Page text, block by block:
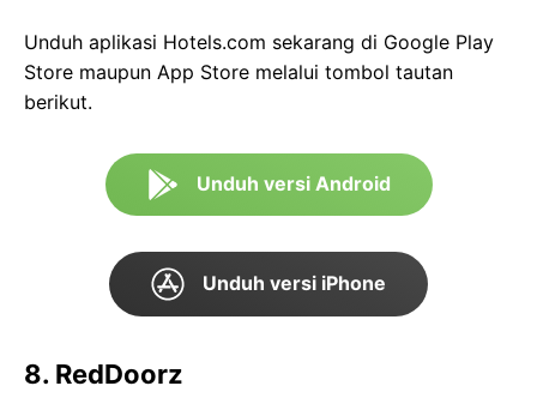
Unduh aplikasi Hotels.com sekarang di Google Play
Store maupun App Store melalui tombol tautan
berikut.
Unduh versi Android
Unduh versi iPhone
8. RedDoorz